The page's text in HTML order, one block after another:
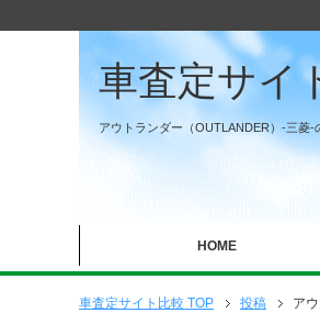
車査定サイ
アウトランダー（OUTLANDER）-三菱-
HOME
車査定サイト比較 TOP 投稿 ア